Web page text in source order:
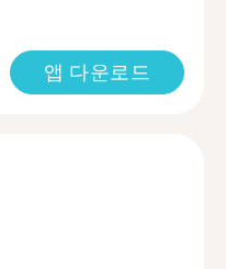
앱 다운로드